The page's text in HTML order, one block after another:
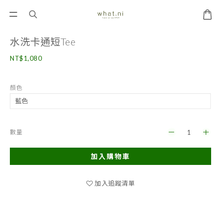
水洗卡通短Tee
NT$1,080
顏色
數量
加入購物車
加入追蹤清單